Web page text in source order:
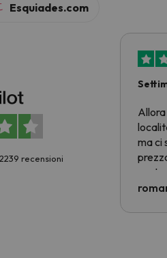
Esquiades.com
recensioni
Allora
ma ci